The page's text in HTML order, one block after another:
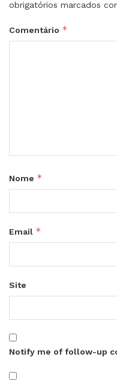
obrigatórios marcados
Comentário *
Nome *
Email *
Site
Notify me of follow-up